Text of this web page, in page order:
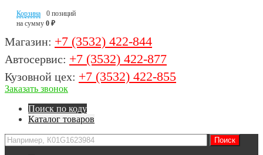
Корзина
0 позиций
на сумму 0 ₽
Магазин: +7 (3532) 422-844
Автосервис: +7 (3532) 422-877
Кузовной цех: +7 (3532) 422-855
Заказать звонок
Поиск по коду
Каталог товаров